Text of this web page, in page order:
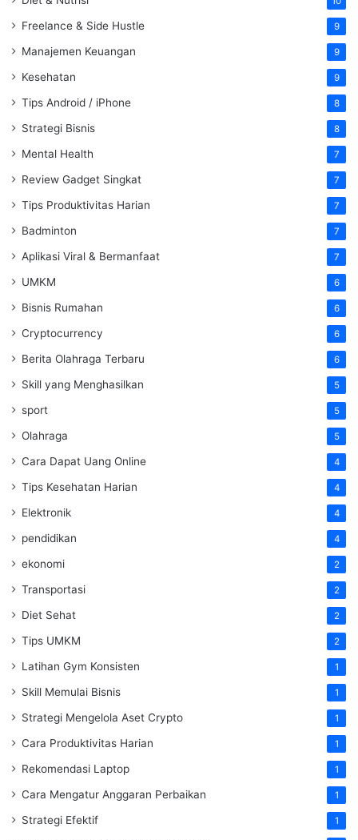
Freelance & Side Hustle 9
Manajemen Keuangan 9
Kesehatan 9
Tips Android / iPhone 8
Strategi Bisnis 8
Mental Health 7
Review Gadget Singkat 7
Tips Produktivitas Harian 7
Badminton 7
Aplikasi Viral & Bermanfaat 7
UMKM 6
Bisnis Rumahan 6
Cryptocurrency 6
Berita Olahraga Terbaru 6
Skill yang Menghasilkan 5
sport 5
Olahraga 5
Cara Dapat Uang Online 4
Tips Kesehatan Harian 4
Elektronik 4
pendidikan 4
ekonomi 2
Transportasi 2
Diet Sehat 2
Tips UMKM 2
Latihan Gym Konsisten 1
Skill Memulai Bisnis 1
Strategi Mengelola Aset Crypto 1
Cara Produktivitas Harian 1
Rekomendasi Laptop 1
Cara Mengatur Anggaran Perbaikan 1
Strategi Efektif 1